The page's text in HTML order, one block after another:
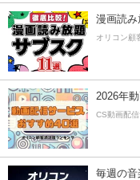
漫画読み
オリコン顧
2026年
CS動画配
毎週の音